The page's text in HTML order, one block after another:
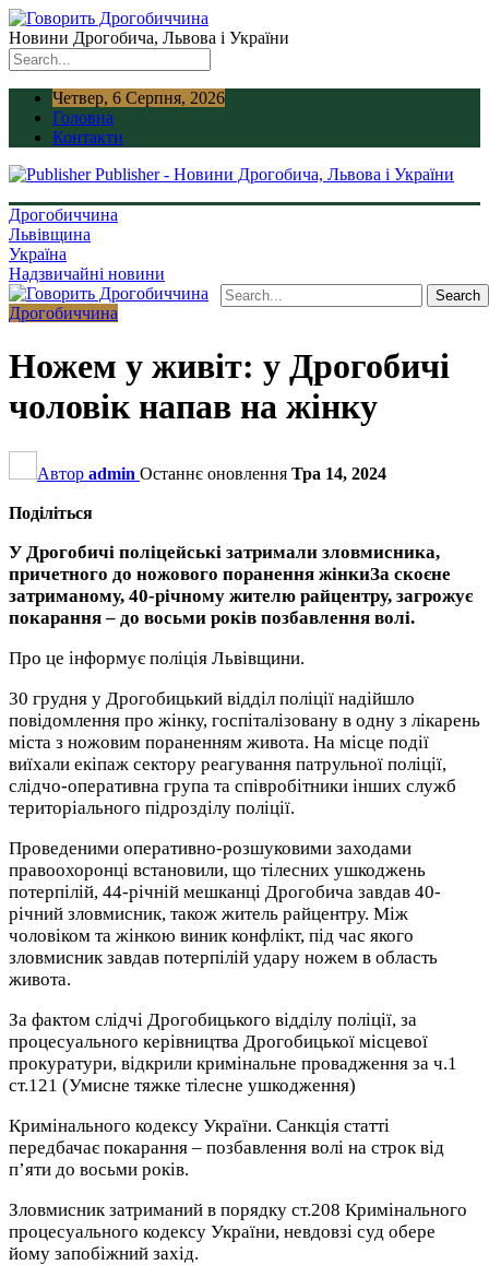
Новини Дрогобича, Львова і України
Четвер, 6 Серпня, 2026
Головна
Контакти
Publisher - Новини Дрогобича, Львова і України
Дрогобиччина
Львівщина
Україна
Надзвичайні новини
Дрогобиччина
Ножем у живіт: у Дрогобичі
чоловік напав на жінку
Автор admin Останнє оновлення Тра 14, 2024
Поділіться
У Дрогобичі поліцейські затримали зловмисника,
причетного до ножового поранення жінкиЗа скоєне
затриманому, 40-річному жителю райцентру, загрожує
покарання – до восьми років позбавлення волі.
Про це інформує поліція Львівщини.
30 грудня у Дрогобицький відділ поліції надійшло
повідомлення про жінку, госпіталізовану в одну з лікарень
міста з ножовим пораненням живота. На місце події
виїхали екіпаж сектору реагування патрульної поліції,
слідчо-оперативна група та співробітники інших служб
територіального підрозділу поліції.
Проведеними оперативно-розшуковими заходами
правоохоронці встановили, що тілесних ушкоджень
потерпілій, 44-річній мешканці Дрогобича завдав 40-
річний зловмисник, також житель райцентру. Між
чоловіком та жінкою виник конфлікт, під час якого
зловмисник завдав потерпілій удару ножем в область
живота.
За фактом слідчі Дрогобицького відділу поліції, за
процесуального керівництва Дрогобицької місцевої
прокуратури, відкрили кримінальне провадження за ч.1
ст.121 (Умисне тяжке тілесне ушкодження)
Кримінального кодексу України. Санкція статті
передбачає покарання – позбавлення волі на строк від
п’яти до восьми років.
Зловмисник затриманий в порядку ст.208 Кримінального
процесуального кодексу України, невдовзі суд обере
йому запобіжний захід.